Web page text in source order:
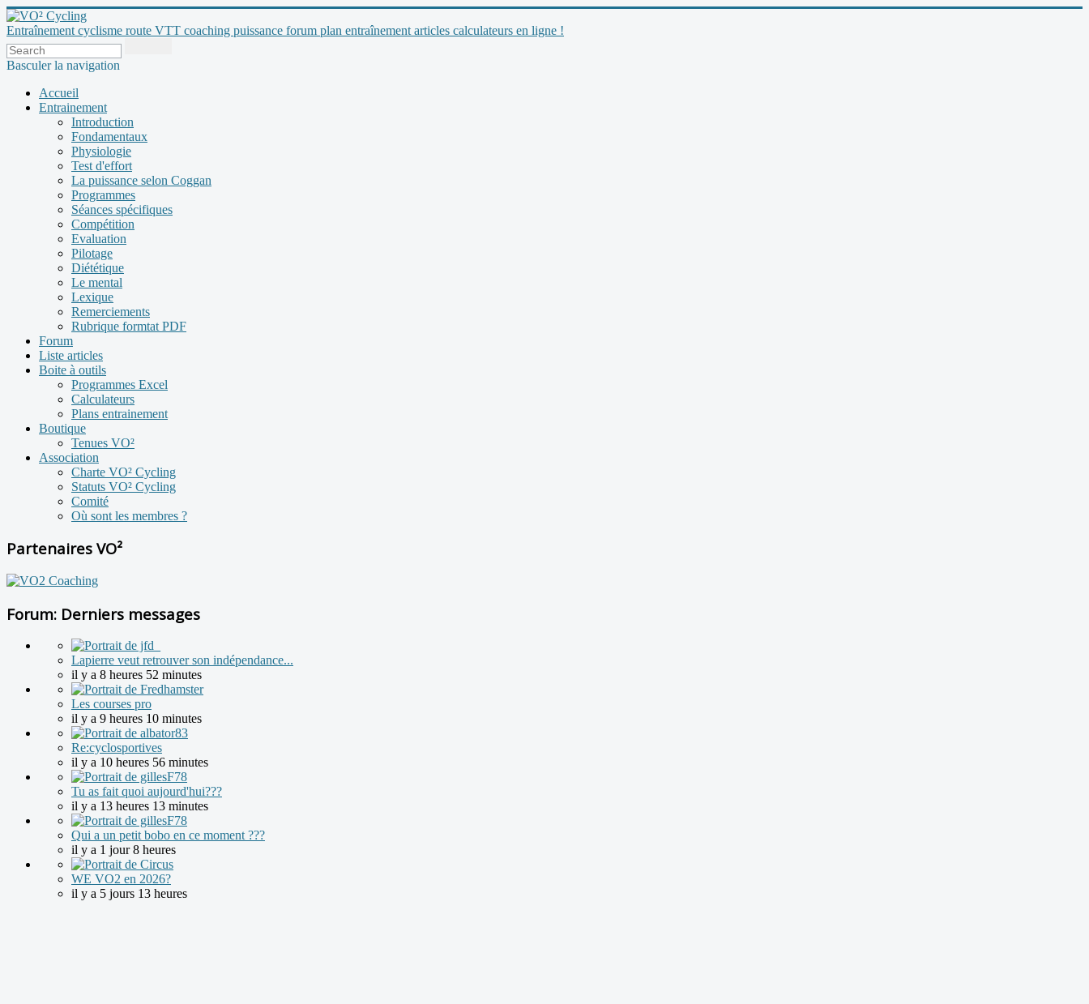
Entraînement cyclisme route VTT coaching puissance forum plan entraînement articles calculateurs en ligne !
Basculer la navigation
Accueil
Entrainement
Introduction
Fondamentaux
Physiologie
Test d'effort
La puissance selon Coggan
Programmes
Séances spécifiques
Compétition
Evaluation
Pilotage
Diététique
Le mental
Lexique
Remerciements
Rubrique formtat PDF
Forum
Liste articles
Boite à outils
Programmes Excel
Calculateurs
Plans entrainement
Boutique
Tenues VO²
Association
Charte VO² Cycling
Statuts VO² Cycling
Comité
Où sont les membres ?
Partenaires VO²
Forum: Derniers messages
Lapierre veut retrouver son indépendance...
il y a 8 heures 52 minutes
Les courses pro
il y a 9 heures 10 minutes
Re:cyclosportives
il y a 10 heures 56 minutes
Tu as fait quoi aujourd'hui???
il y a 13 heures 13 minutes
Qui a un petit bobo en ce moment ???
il y a 1 jour 8 heures
WE VO2 en 2026?
il y a 5 jours 13 heures